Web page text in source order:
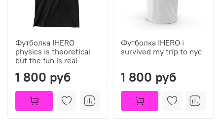
Футболка IHERO
physics is theoretical
but the fun is real
1 800 руб
Футболка IHERO i
survived my trip to nyc
1 800 руб